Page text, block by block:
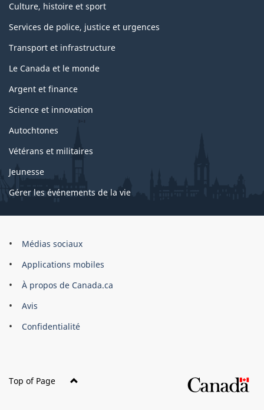
Culture, histoire et sport
Services de police, justice et urgences
Transport et infrastructure
Le Canada et le monde
Argent et finance
Science et innovation
Autochtones
Vétérans et militaires
Jeunesse
Gérer les événements de la vie
Organisation
gouvernement
du
Canada
Médias sociaux
Applications mobiles
À propos de Canada.ca
Avis
Confidentialité
Top of Page